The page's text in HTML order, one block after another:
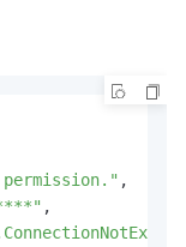
permission." ,
,